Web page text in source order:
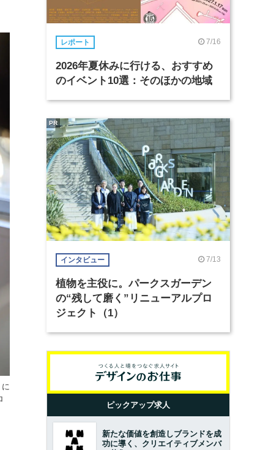
レポート 7/16
2026年夏休みに行ける、おすすめ
のイベント10選：そのほかの地域
インタビュー 7/13
植物を主役に。パークスガーデン
の“残して磨く”リニューアルプロ
ジェクト（1）
PR
ピックアップ求人
新たな価値を創造しブランドを成
功に導く、クリエイティブメンバ